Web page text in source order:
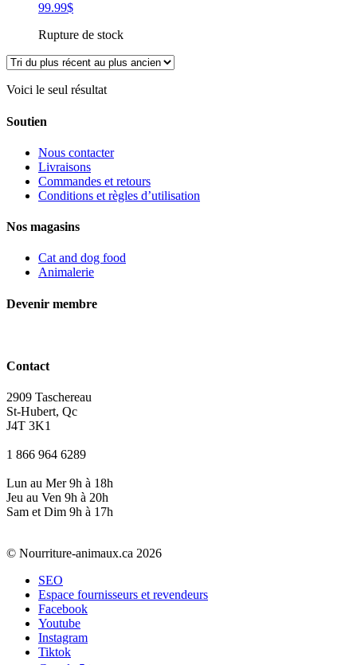
99.99$
Rupture de stock
Voici le seul résultat
Soutien
Nous contacter
Livraisons
Commandes et retours
Conditions et règles d’utilisation
Nos magasins
Cat and dog food
Animalerie
Devenir membre
Contact
2909 Taschereau
St-Hubert, Qc
J4T 3K1
1 866 964 6289
Lun au Mer 9h à 18h
Jeu au Ven 9h à 20h
Sam et Dim 9h à 17h
© Nourriture-animaux.ca 2026
SEO
Espace fournisseurs et revendeurs
Facebook
Youtube
Instagram
Tiktok